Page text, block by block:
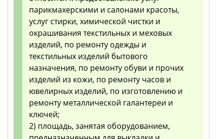
парикмахерскими и салонами красоты,
услуг стирки, химической чистки и
окрашивания текстильных и меховых
изделий, по ремонту одежды и
текстильных изделий бытового
назначения, по ремонту обуви и прочих
изделий из кожи, по ремонту часов и
ювелирных изделий, по изготовлению и
ремонту металлической галантереи и
ключей;
2) площадь, занятая оборудованием,